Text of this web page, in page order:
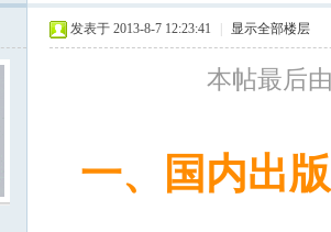
发表于 2013-8-7 12:23:41 显示全部楼层
本帖最后
一、国内出